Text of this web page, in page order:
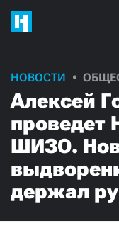
НОВОСТИ
Алексей
проведет
ШИЗО.
держал